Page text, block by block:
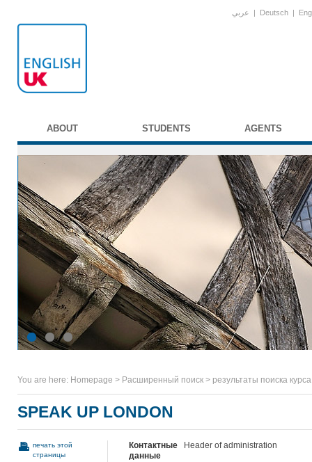
عربي | Deutsch |
ABOUT STUDENTS AGENTS
You are here: Homepage > Расширенный поиск > результаты поиска курса
SPEAK UP LONDON
печать этой
страницы
Контактные
данные
Header of administration